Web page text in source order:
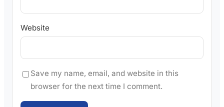
Website
Save my name, email, and website in this
browser for the next time I comment.